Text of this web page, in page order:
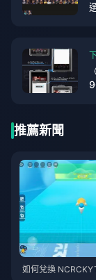
推薦新聞
如何兌換